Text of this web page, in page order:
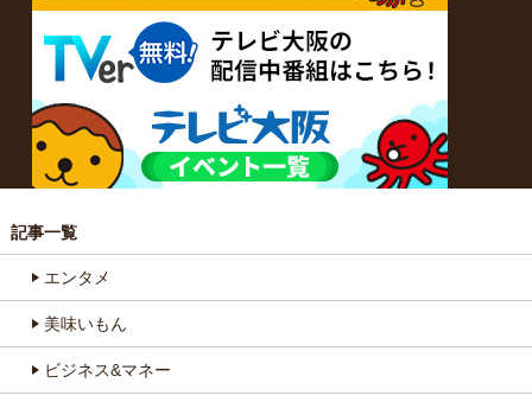
記事一覧
エンタメ
美味いもん
ビジネス&マネー